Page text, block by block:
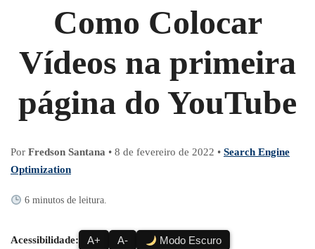
Como Colocar
Vídeos na primeira
página do YouTube
Por Fredson Santana • 8 de fevereiro de 2022 • Search Engine
Optimization
6 minutos de leitura.
Acessibilidade: A+ A- Modo Escuro